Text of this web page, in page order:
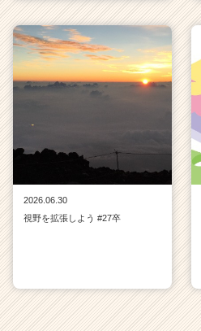
2026.06.30
視野を拡張しよう #27卒